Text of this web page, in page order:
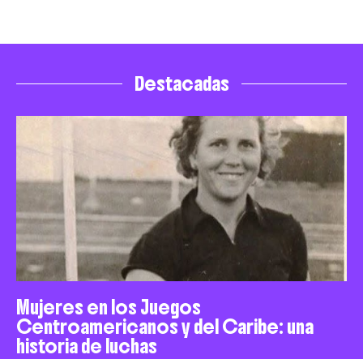
Destacadas
Mujeres en los Juegos
Centroamericanos y del Caribe: una
historia de luchas